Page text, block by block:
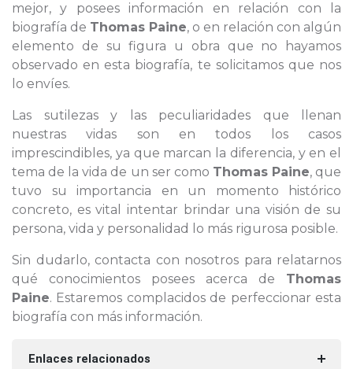
mejor, y posees información en relación con la
biografía de Thomas Paine, o en relación con algún
elemento de su figura u obra que no hayamos
observado en esta biografía, te solicitamos que nos
lo envíes.
Las sutilezas y las peculiaridades que llenan
nuestras vidas son en todos los casos
imprescindibles, ya que marcan la diferencia, y en el
tema de la vida de un ser como Thomas Paine, que
tuvo su importancia en un momento histórico
concreto, es vital intentar brindar una visión de su
persona, vida y personalidad lo más rigurosa posible.
Sin dudarlo, contacta con nosotros para relatarnos
qué conocimientos posees acerca de Thomas
Paine. Estaremos complacidos de perfeccionar esta
biografía con más información.
Enlaces relacionados